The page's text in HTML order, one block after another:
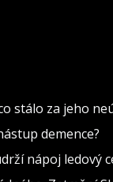
stálo za jeho
demence?
nápoj ledový